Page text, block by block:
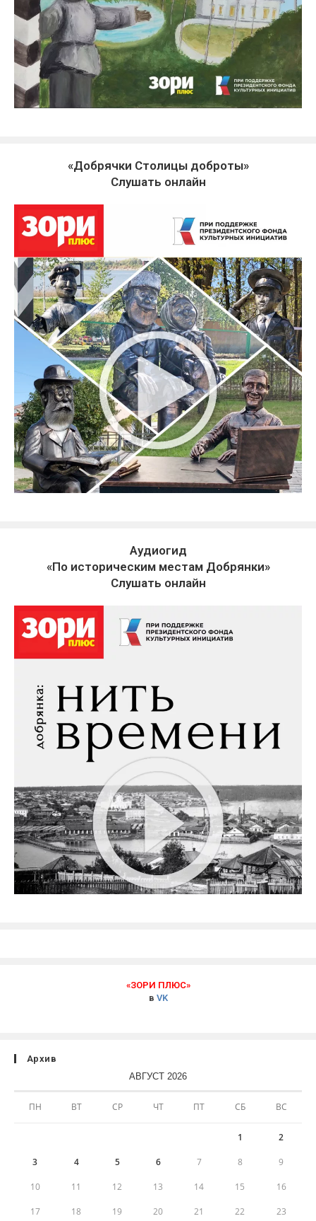
«Добрячки Столицы доброты»
Слушать онлайн
Аудиогид
«По историческим местам Добрянки»
Слушать онлайн
«ЗОРИ ПЛЮС»
в VK
Архив
АВГУСТ 2026
ПН ВТ СР ЧТ ПТ СБ ВС
1 2
3 4 5 6 7 8 9
10 11 12 13 14 15 16
17 18 19 20 21 22 23